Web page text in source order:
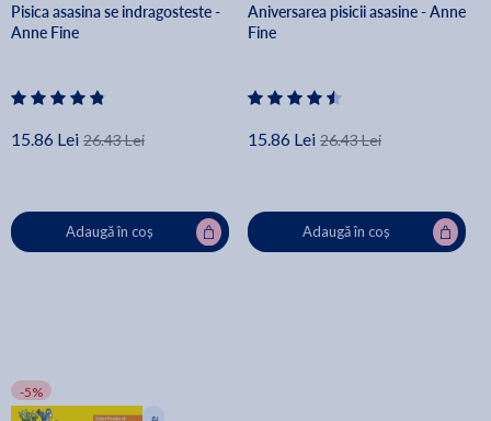
Pisica asasina se indragosteste -
Anne Fine
15.86 Lei 26.43 Lei
Adaugă în coș
Aniversarea pisicii asasine - Anne
Fine
15.86 Lei 26.43 Lei
Adaugă în coș
-5%